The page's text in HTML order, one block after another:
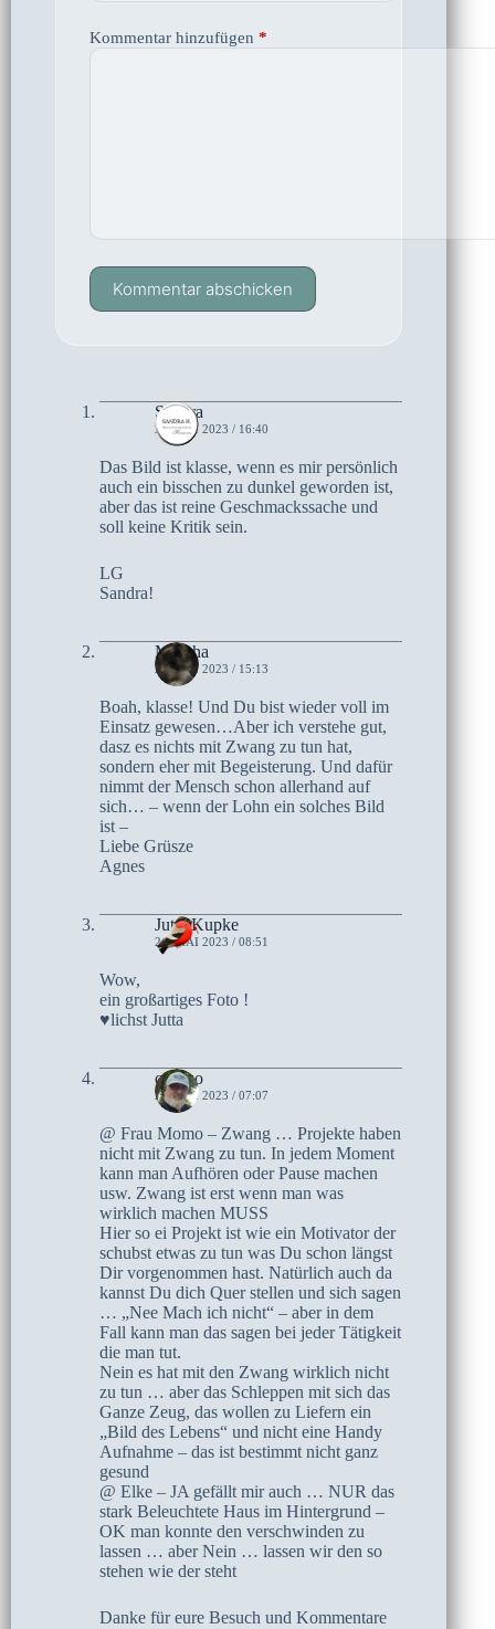
Kommentar hinzufügen *
Kommentar abschicken
Sandra
22. MAI 2023 / 16:40
Das Bild ist klasse, wenn es mir persönlich
auch ein bisschen zu dunkel geworden ist,
aber das ist reine Geschmackssache und
soll keine Kritik sein.
LG
Sandra!
Mascha
21. MAI 2023 / 15:13
Boah, klasse! Und Du bist wieder voll im
Einsatz gewesen…Aber ich verstehe gut,
dasz es nichts mit Zwang zu tun hat,
sondern eher mit Begeisterung. Und dafür
nimmt der Mensch schon allerhand auf
sich… – wenn der Lohn ein solches Bild
ist –
Liebe Grüsze
Agnes
Jutta Kupke
21. MAI 2023 / 08:51
Wow,
ein großartiges Foto !
♥lichst Jutta
czoczo
21. MAI 2023 / 07:07
@ Frau Momo – Zwang … Projekte haben
nicht mit Zwang zu tun. In jedem Moment
kann man Aufhören oder Pause machen
usw. Zwang ist erst wenn man was
wirklich machen MUSS
Hier so ei Projekt ist wie ein Motivator der
schubst etwas zu tun was Du schon längst
Dir vorgenommen hast. Natürlich auch da
kannst Du dich Quer stellen und sich sagen
… „Nee Mach ich nicht“ – aber in dem
Fall kann man das sagen bei jeder Tätigkeit
die man tut.
Nein es hat mit den Zwang wirklich nicht
zu tun … aber das Schleppen mit sich das
Ganze Zeug, das wollen zu Liefern ein
„Bild des Lebens“ und nicht eine Handy
Aufnahme – das ist bestimmt nicht ganz
gesund
@ Elke – JA gefällt mir auch … NUR das
stark Beleuchtete Haus im Hintergrund –
OK man konnte den verschwinden zu
lassen … aber Nein … lassen wir den so
stehen wie der steht
Danke für eure Besuch und Kommentare